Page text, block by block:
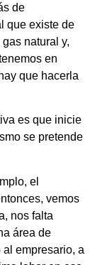
de
que existe de
natural y,
en
que hacerla
es que inicie
se pretende
el
vemos
nos falta
área de
empresario, a